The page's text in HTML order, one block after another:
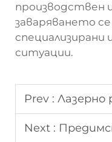
производствен
заваряването се
специализирани
ситуации.
Prev : Лазерно рязане на
Next : Предимства на лазерните